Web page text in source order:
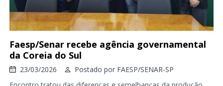
Faesp/Senar recebe agência governamental
da Coreia do Sul
23/03/2026 Postado por FAESP/SENAR-SP